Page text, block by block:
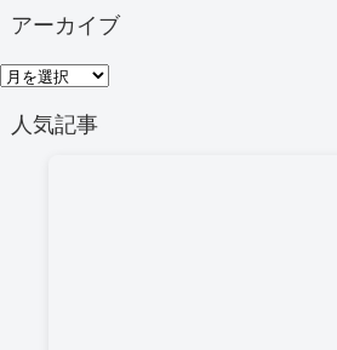
テ
リ
ー
アーカイブ
ア
ー人気記事